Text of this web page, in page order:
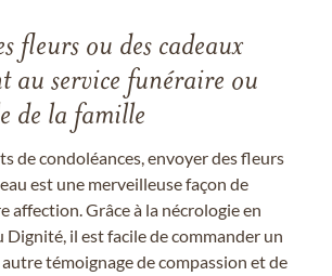
fleurs ou des cadeaux
au service funéraire ou
de la famille
de condoléances, envoyer des fleurs
est une merveilleuse façon de
affection. Grâce à la nécrologie en
Dignité, il est facile de commander un
témoignage de compassion et de